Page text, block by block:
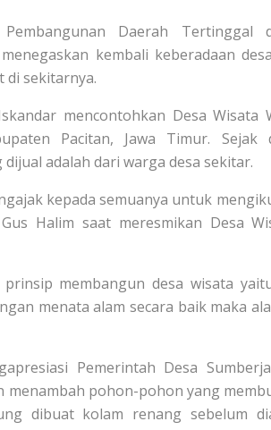
Daerah Tertinggal
kembali keberadaan
di sekitarnya.
mencontohkan Desa Wisata
Pacitan, Jawa Timur. Sejak
adalah dari warga desa sekitar.
kepada semuanya untuk
Halim saat meresmikan Desa
membangun desa wisata
menata alam secara baik maka
Pemerintah Desa
menambah pohon-pohon yang
dibuat kolam renang sebelum